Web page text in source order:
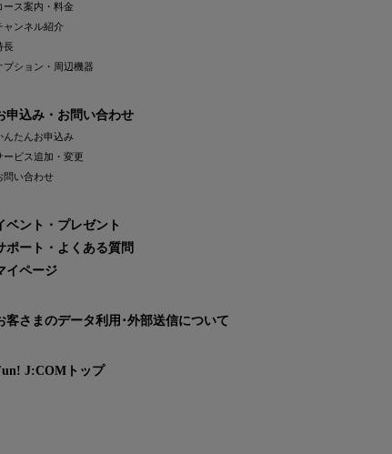
ース案内・料金
ャンネル紹介
長
プション・周辺機器
申込み・お問い合わせ
んたんお申込み
ービス追加・変更
問い合わせ
ベント・プレゼント
ポート・よくある質問
イページ
客さまのデータ利用･外部送信について
J:COMトップ